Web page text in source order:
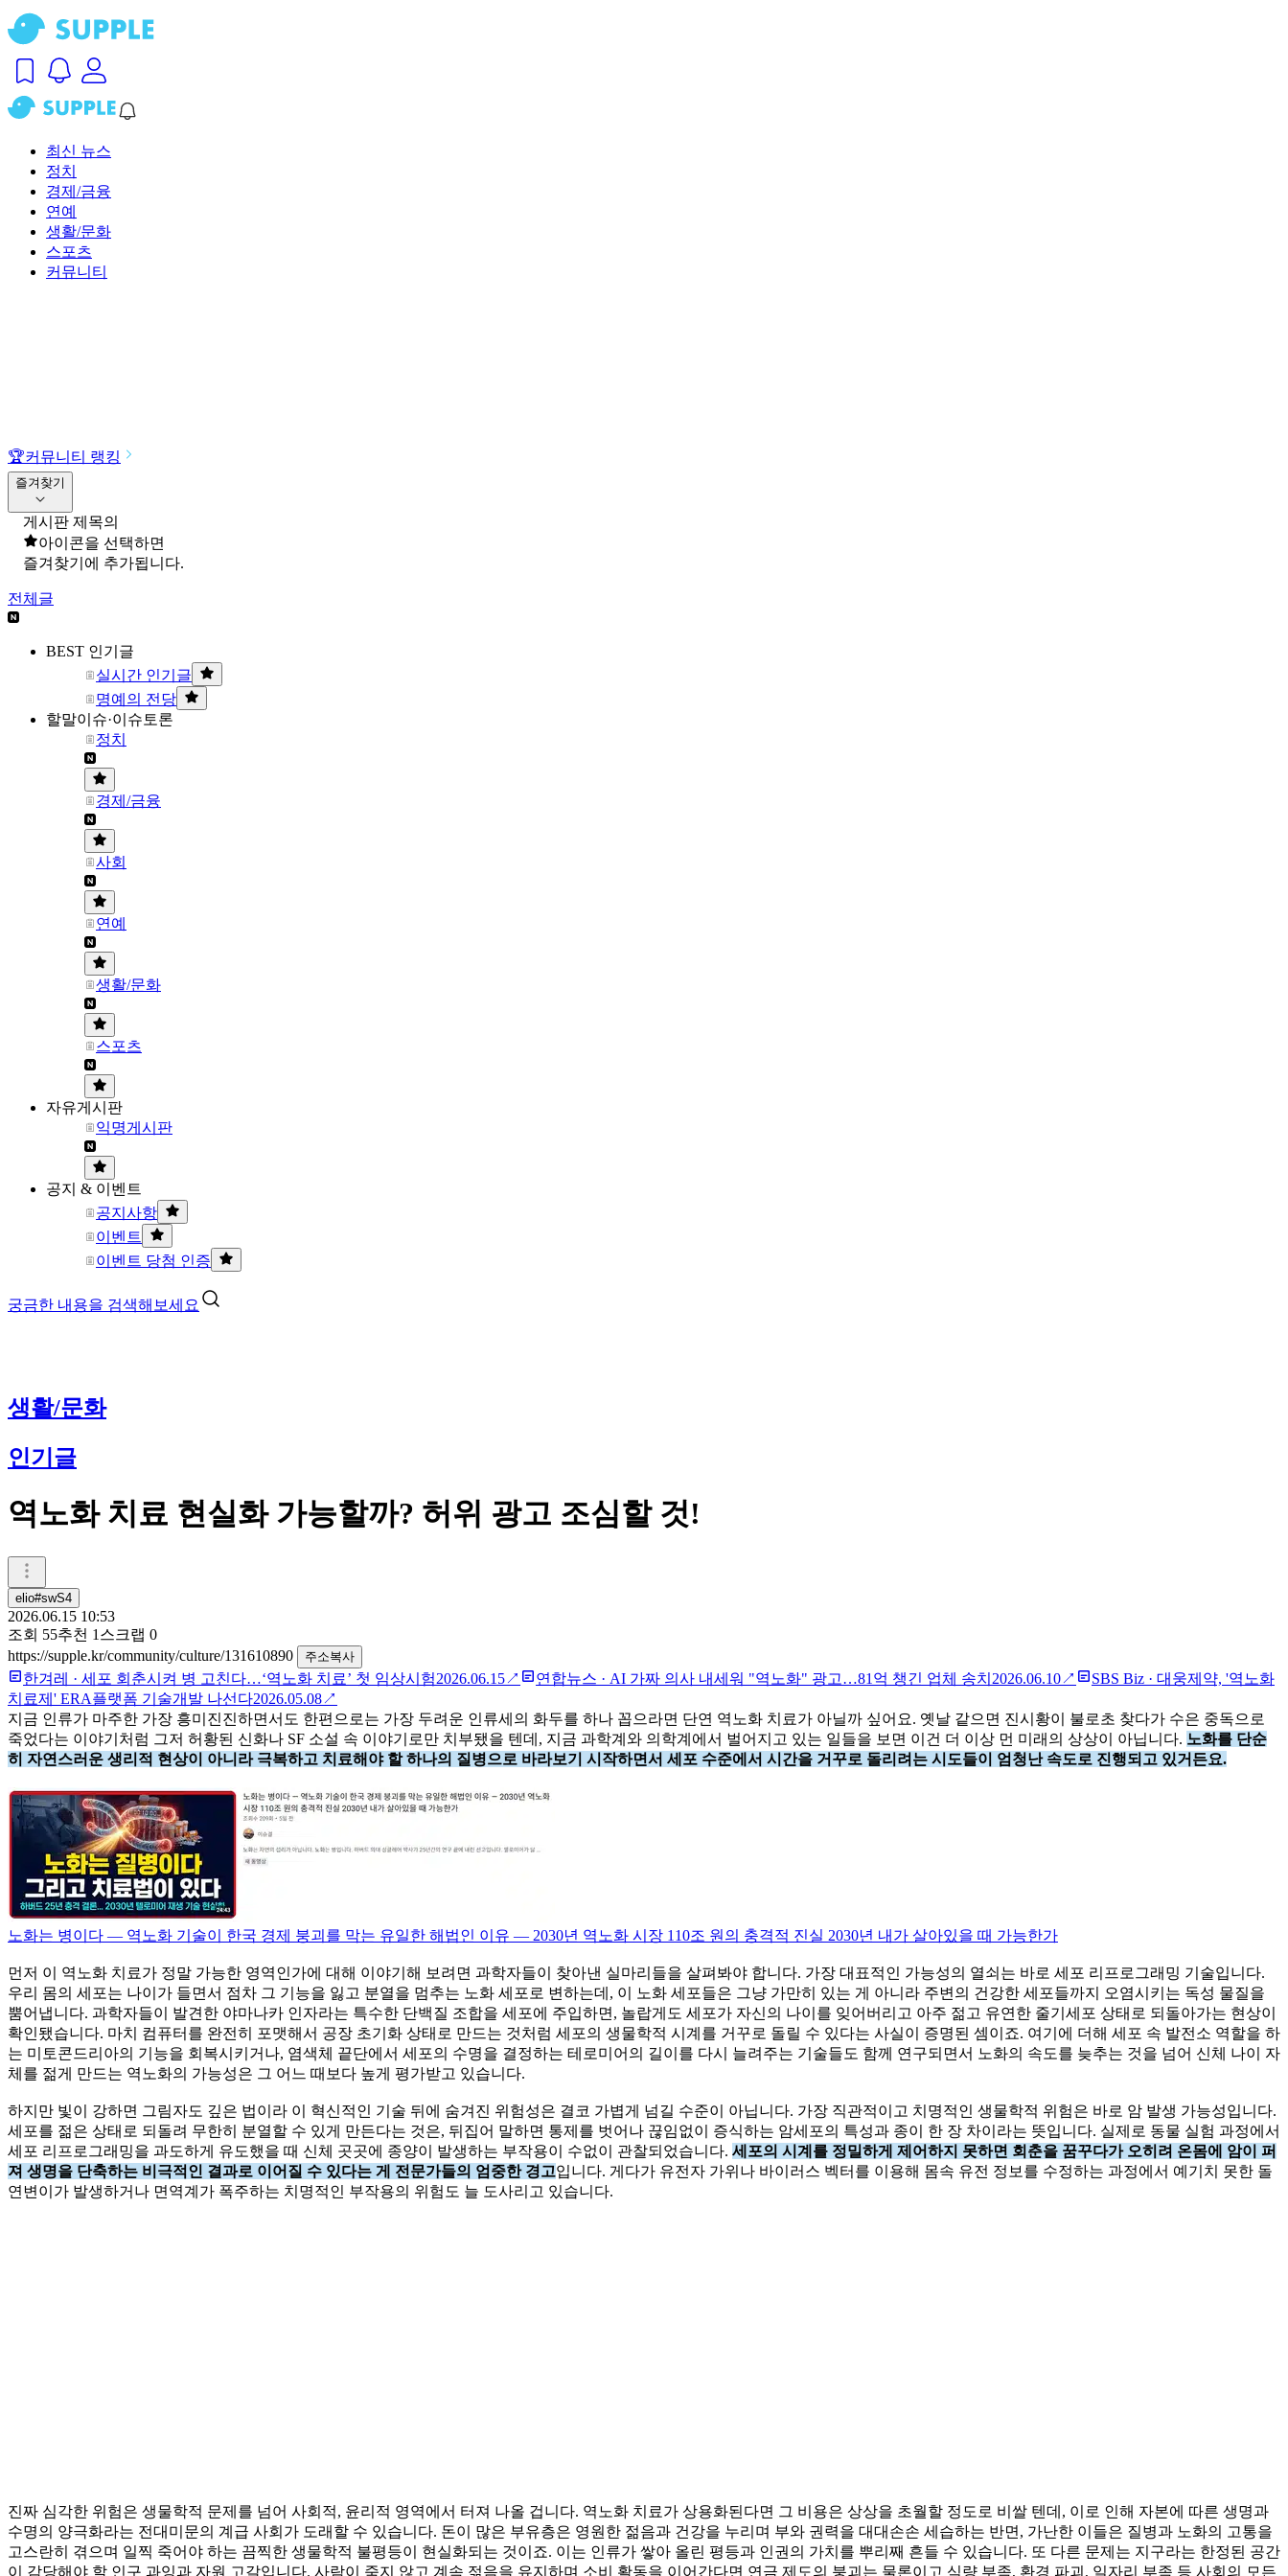
최신 뉴스
정치
경제/금융
연예
생활/문화
스포츠
커뮤니티
🏆커뮤니티 랭킹
즐겨찾기
게시판 제목의
아이콘을 선택하면
즐겨찾기에 추가됩니다.
전체글
BEST 인기글
실시간 인기글
명예의 전당
할말이슈·이슈토론
정치
경제/금융
사회
연예
생활/문화
스포츠
자유게시판
익명게시판
공지 & 이벤트
공지사항
이벤트
이벤트 당첨 인증
궁금한 내용을 검색해보세요
생활/문화
인기글
역노화 치료 현실화 가능할까? 허위 광고 조심할 것!
elio#swS4
2026.06.15 10:53
조회 55추천 1 스크랩 0
https://supple.kr/community/culture/131610890
주소복사
한겨레 · 세포 회춘시켜 병 고친다…‘역노화 치료’ 첫 임상시험2026.06.15↗ 연합뉴스 · AI 가짜 의사 내세워 "역노화" 광고…81억 챙긴 업체 송치 2026.06.10↗ SBS Biz · 대웅제약, '역노화
치료제' ERA플랫폼 기술개발 나선다2026.05.08↗
지금 인류가 마주한 가장 흥미진진하면서도 한편으로는 가장 두려운 인류세의 화두를 하나 꼽으라면 단연 역노화 치료가 아닐까 싶어요. 옛날 같으면 진시황이 불로초 찾다가 수은 중독으로
죽었다는 이야기처럼 그저 허황된 신화나 SF 소설 속 이야기로만 치부됐을 텐데, 지금 과학계와 의학계에서 벌어지고 있는 일들을 보면 이건 더 이상 먼 미래의 상상이 아닙니다. 노화를 단순
히 자연스러운 생리적 현상이 아니라 극복하고 치료해야 할 하나의 질병으로 바라보기 시작하면서 세포 수준에서 시간을 거꾸로 돌리려는 시도들이 엄청난 속도로 진행되고 있거든요.
노화는 병이다 — 역노화 기술이 한국 경제 붕괴를 막는 유일한 해법인 이유 — 2030년 역노화 시장 110조 원의 충격적 진실 2030년 내가 살아있을 때 가능한가
먼저 이 역노화 치료가 정말 가능한 영역인가에 대해 이야기해 보려면 과학자들이 찾아낸 실마리들을 살펴봐야 합니다. 가장 대표적인 가능성의 열쇠는 바로 세포 리프로그래밍 기술입니다.
우리 몸의 세포는 나이가 들면서 점차 그 기능을 잃고 분열을 멈추는 노화 세포로 변하는데, 이 노화 세포들은 그냥 가만히 있는 게 아니라 주변의 건강한 세포들까지 오염시키는 독성 물질을
뿜어냅니다. 과학자들이 발견한 야마나카 인자라는 특수한 단백질 조합을 세포에 주입하면, 놀랍게도 세포가 자신의 나이를 잊어버리고 아주 젊고 유연한 줄기세포 상태로 되돌아가는 현상이
확인됐습니다. 마치 컴퓨터를 완전히 포맷해서 공장 초기화 상태로 만드는 것처럼 세포의 생물학적 시계를 거꾸로 돌릴 수 있다는 사실이 증명된 셈이죠. 여기에 더해 세포 속 발전소 역할을 하
는 미토콘드리아의 기능을 회복시키거나, 염색체 끝단에서 세포의 수명을 결정하는 테로미어의 길이를 다시 늘려주는 기술들도 함께 연구되면서 노화의 속도를 늦추는 것을 넘어 신체 나이 자
체를 젊게 만드는 역노화의 가능성은 그 어느 때보다 높게 평가받고 있습니다.
하지만 빛이 강하면 그림자도 깊은 법이라 이 혁신적인 기술 뒤에 숨겨진 위험성은 결코 가볍게 넘길 수준이 아닙니다. 가장 직관적이고 치명적인 생물학적 위험은 바로 암 발생 가능성입니다.
세포를 젊은 상태로 되돌려 무한히 분열할 수 있게 만든다는 것은, 뒤집어 말하면 통제를 벗어나 끊임없이 증식하는 암세포의 특성과 종이 한 장 차이라는 뜻입니다. 실제로 동물 실험 과정에서
세포 리프로그래밍을 과도하게 유도했을 때 신체 곳곳에 종양이 발생하는 부작용이 수없이 관찰되었습니다. 세포의 시계를 정밀하게 제어하지 못하면 회춘을 꿈꾸다가 오히려 온몸에 암이 퍼
져 생명을 단축하는 비극적인 결과로 이어질 수 있다는 게 전문가들의 엄중한 경고입니다. 게다가 유전자 가위나 바이러스 벡터를 이용해 몸속 유전 정보를 수정하는 과정에서 예기치 못한 돌
연변이가 발생하거나 면역계가 폭주하는 치명적인 부작용의 위험도 늘 도사리고 있습니다.
진짜 심각한 위험은 생물학적 문제를 넘어 사회적, 윤리적 영역에서 터져 나올 겁니다. 역노화 치료가 상용화된다면 그 비용은 상상을 초월할 정도로 비쌀 텐데, 이로 인해 자본에 따른 생명과
수명의 양극화라는 전대미문의 계급 사회가 도래할 수 있습니다. 돈이 많은 부유층은 영원한 젊음과 건강을 누리며 부와 권력을 대대손손 세습하는 반면, 가난한 이들은 질병과 노화의 고통을
고스란히 겪으며 일찍 죽어야 하는 끔찍한 생물학적 불평등이 현실화되는 것이죠. 이는 인류가 쌓아 올린 평등과 인권의 가치를 뿌리째 흔들 수 있습니다. 또 다른 문제는 지구라는 한정된 공간
이 감당해야 할 인구 과잉과 자원 고갈입니다. 사람이 죽지 않고 계속 젊음을 유지하며 소비 활동을 이어간다면 연금 제도의 붕괴는 물론이고 식량 부족, 환경 파괴, 일자리 부족 등 사회의 모든